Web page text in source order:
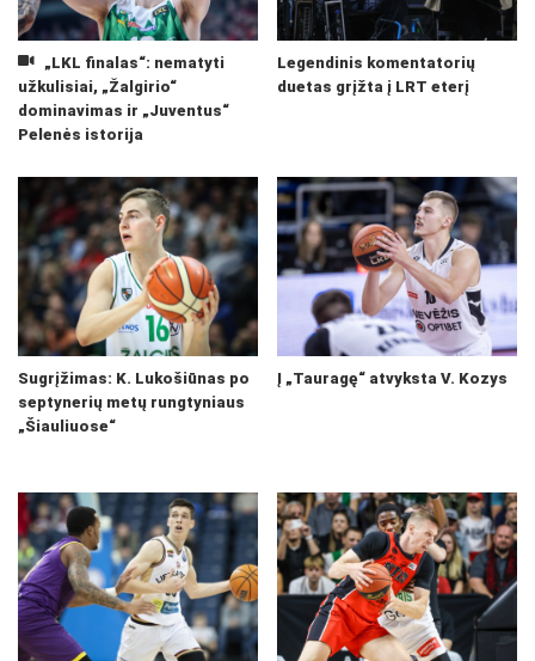
„LKL finalas“: nematyti
užkulisiai, „Žalgirio“
dominavimas ir „Juventus“
Pelenės istorija
Legendinis komentatorių
duetas grįžta į LRT eterį
Sugrįžimas: K. Lukošiūnas po
septynerių metų rungtyniaus
„Šiauliuose“
Į „Tauragę“ atvyksta V. Kozys